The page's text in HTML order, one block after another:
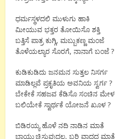
ಧರ್ಮಸ್ಥಳದಲಿ ಮುಳುಗು ಹಾಕಿ
ಮೀಯುವ ಭಕ್ತರ ತೋಯಿಸೊ ಶಕ್ತಿ
ಬತ್ತಿಸೆ ಪಾತ್ರ ಕುಗ್ಗಿ, ಮಬ್ಬುಕಣ್ಣ ಮಂಜೆ
ತೊಳೆಯಲ್ಯಾರ ಸೊರಗೆ, ನಾನಾಗೆ ಬಂಜೆ ?
ಕುಡಿಕುಡಿದು ಜನಮನ ಸುತ್ತಲ ನಿಸರ್ಗ
ಮಾಡಿಲ್ಲವೆ ಪ್ರಕೃತಿಯ ಅವನಿಯ ಸ್ವರ್ಗ ?
ಬೇಕೇಕೆ ಸಹಜವ ಕೆಡಿಸೊ ಸಂಚಿನ ಮೇಳ
ಬಲಿಯೇಕೆ ಸ್ವಾರ್ಥಕೆ ಯೋಜನೆ ಖೂಳ ?
ಬಿಡಿರಯ್ಯ ಹೊಳೆ ನದಿ ನಾಡಿನ ಮಾತೆ
ಬಾಯ್ಮುಚ್ಚಿಸುವುದಲ್ಲ, ಬರಿ ವಾದದ ಮಾತೆ